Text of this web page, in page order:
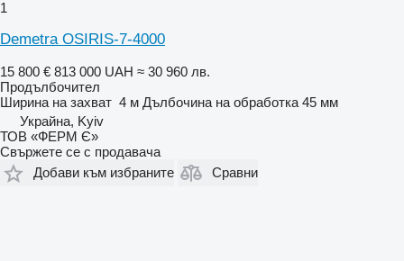
1
Demetra OSIRIS-7-4000
15 800 € 813 000 UAH ≈ 30 960 лв.
Продълбочител
Ширина на захват 4 м Дълбочина на обработка 45 мм
Украйна, Kyiv
ТОВ «ФЕРМ Є»
Свържете се с продавача
Добави към избраните
Сравни